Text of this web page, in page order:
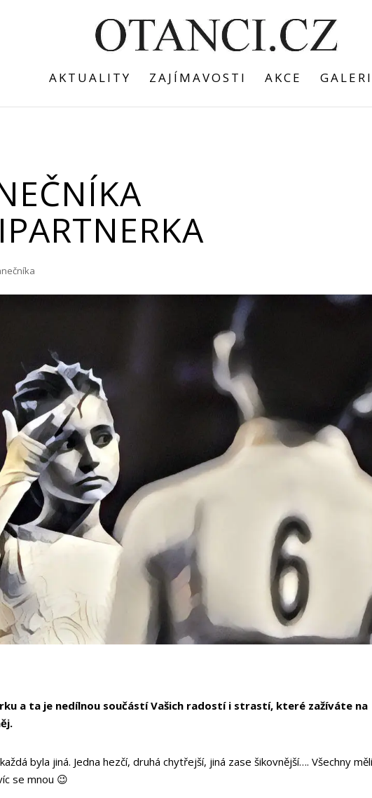
AKTUALITY ZAJÍMAVOSTI AKCE
a ta je nedílnou součástí Vašich radostí i strastí, které zažíváte na
byla jiná. Jedna hezčí, druhá chytřejší, jiná zase šikovnější…. Všechny
se mnou 😉